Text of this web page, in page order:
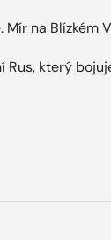
na Blízkém
Rus, který